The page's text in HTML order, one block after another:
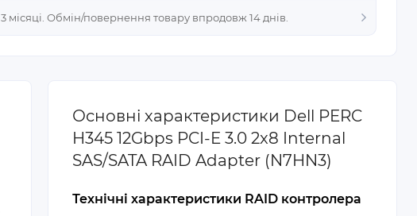
3 місяці. Обмін/повернення товару впродовж 14 днів.
Основні характеристики Dell PERC
H345 12Gbps PCI-E 3.0 2x8 Internal
SAS/SATA RAID Adapter (N7HN3)
Технічні характеристики RAID контролера